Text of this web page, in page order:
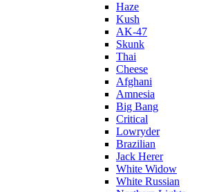
Haze
Kush
AK-47
Skunk
Thai
Cheese
Afghani
Amnesia
Big Bang
Critical
Lowryder
Brazilian
Jack Herer
White Widow
White Russian